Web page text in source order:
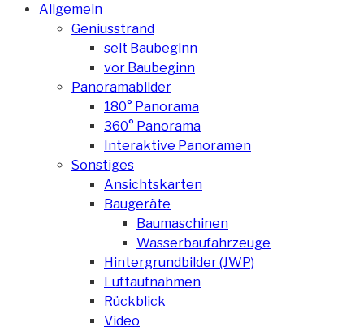
Allgemein
Geniusstrand
seit Baubeginn
vor Baubeginn
Panoramabilder
180° Panorama
360° Panorama
Interaktive Panoramen
Sonstiges
Ansichtskarten
Baugeräte
Baumaschinen
Wasserbaufahrzeuge
Hintergrundbilder (JWP)
Luftaufnahmen
Rückblick
Video